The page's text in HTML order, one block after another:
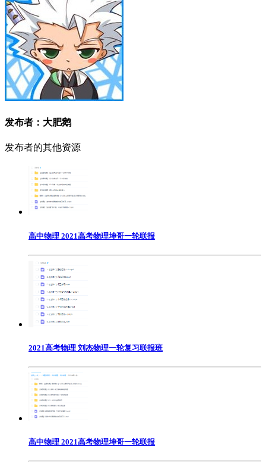
发布者：大肥鹅
发布者的其他资源
高中物理 2021高考物理坤哥一轮联报
2021高考物理 刘杰物理一轮复习联报班
高中物理 2021高考物理坤哥一轮联报